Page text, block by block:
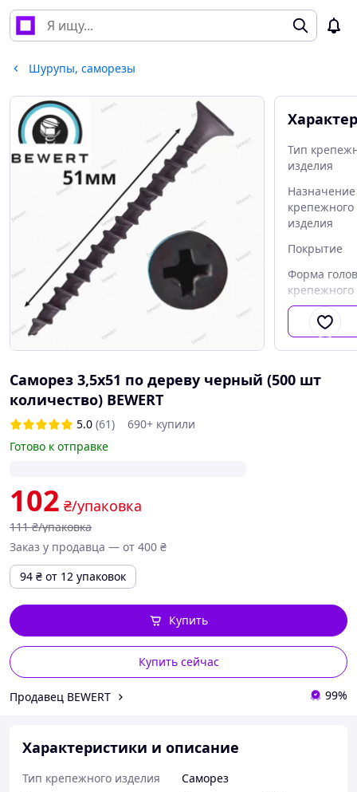
Шурупы, саморезы
Тип
изделия
Назначение
крепежного
изделия
Покрытие
Форма
крепежного
изделия
Вид шлица
Саморез 3,5х51 по дереву черный (500 шт
количество) BEWERT
5.0 (61)
690+ купили
Готово к отправке
102 ₴/упаковка
111 ₴/упаковка
Заказ у продавца — от 400 ₴
94 ₴ от 12 упаковок
Купить сейчас
Купить
Продавец BEWERT 99%
Характеристики и описание
Тип крепежного изделия
Саморез